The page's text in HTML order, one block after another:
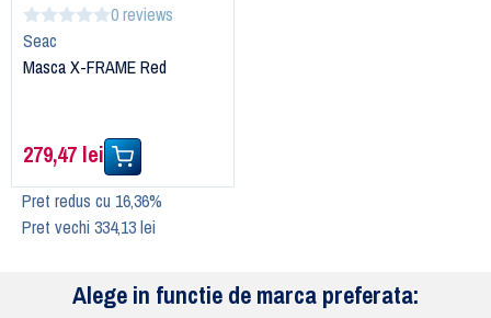
0 reviews
Seac
Masca X-FRAME Red
279,47 lei
Pret redus cu 16,36%
Pret vechi 334,13 lei
Alege in functie de marca preferata: